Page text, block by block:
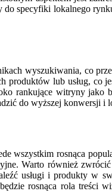
do specyfiki lokalnego
wyszukiwania, co
produktów lub usług, co
rankujące witryny jako
do wyższej konwersji i
wszystkim rosnąca
Warto również
usługi i produkty w
rosnąca rola treści